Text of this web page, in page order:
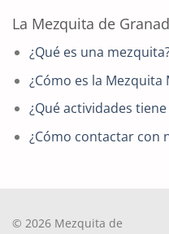
La Mezquita de
¿Qué es una
¿Cómo es la Mezquita
¿Qué actividades
¿Cómo contactar con
© 2026 Mezquita de